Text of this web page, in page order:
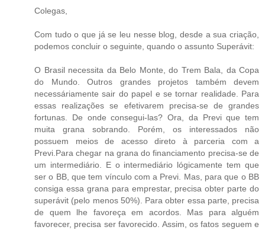
Colegas,
Com tudo o que já se leu nesse blog, desde a sua criação,
podemos concluir o seguinte, quando o assunto Superávit:
O Brasil necessita da Belo Monte, do Trem Bala, da Copa
do Mundo. Outros grandes projetos também devem
necessáriamente sair do papel e se tornar realidade. Para
essas realizações se efetivarem precisa-se de grandes
fortunas. De onde consegui-las? Ora, da Previ que tem
muita grana sobrando. Porém, os interessados não
possuem meios de acesso direto à parceria com a
Previ.Para chegar na grana do financiamento precisa-se de
um intermediário. E o intermediário lógicamente tem que
ser o BB, que tem vínculo com a Previ. Mas, para que o BB
consiga essa grana para emprestar, precisa obter parte do
superávit (pelo menos 50%). Para obter essa parte, precisa
de quem lhe favoreça em acordos. Mas para alguém
favorecer, precisa ser favorecido. Assim, os fatos seguem e